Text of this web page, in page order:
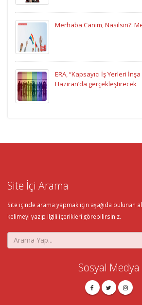
Merhaba Canım, Nasılsın?:
ERA, “Kapsayıcı İş Yerleri
Haziran’da gerçekleştirecek
Site İçi Arama
Site içinde arama yapmak için aşağıda bulunan
kelimeyi yazıp ilgili içerikleri görebilirsiniz.
Sosyal Medya